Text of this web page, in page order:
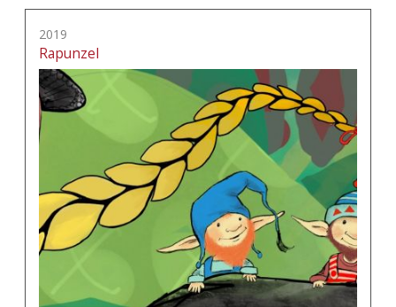
2019
Rapunzel